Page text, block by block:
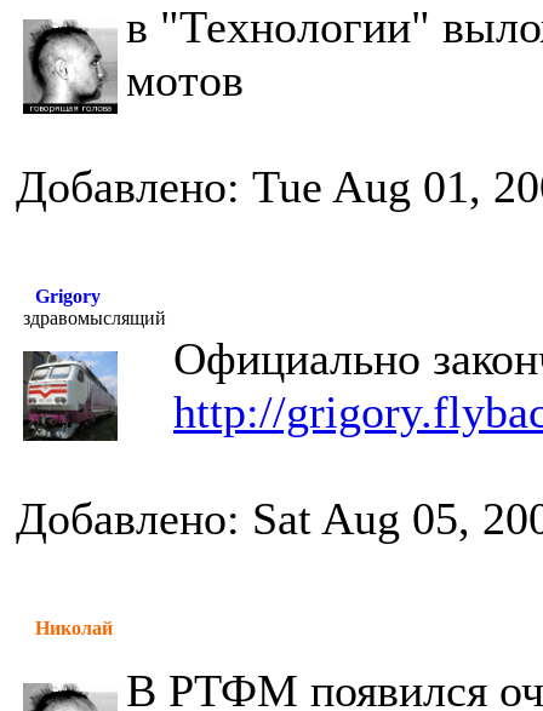
в "Технологии"
мотов
Добавлено: Tue Aug 01,
Grigory
здравомыслящий
Официально
http://
Добавлено: Sat Aug 05,
Николай
В РТФМ появился